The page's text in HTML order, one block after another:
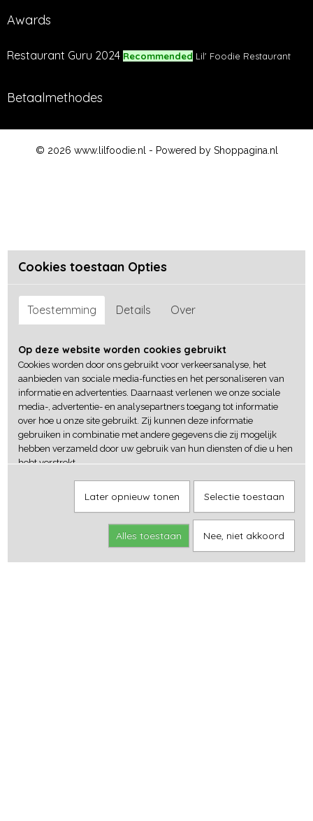
Awards
Restaurant Guru 2024 Recommended Lil' Foodie Restaurant
Betaalmethodes
© 2026 www.lilfoodie.nl - Powered by Shoppagina.nl
Cookies toestaan Opties
Toestemming Details Over
Op deze website worden cookies gebruikt
Cookies worden door ons gebruikt voor verkeersanalyse, het
aanbieden van sociale media-functies en het personaliseren van
informatie en advertenties. Daarnaast verlenen we onze sociale
media-, advertentie- en analysepartners toegang tot informatie
over hoe u onze site gebruikt. Zij kunnen deze informatie
gebruiken in combinatie met andere gegevens die zij mogelijk
hebben verzameld door uw gebruik van hun diensten of die u hen
hebt verstrekt.
Later opnieuw tonen Selectie toestaan
Alles toestaan Nee, niet akkoord